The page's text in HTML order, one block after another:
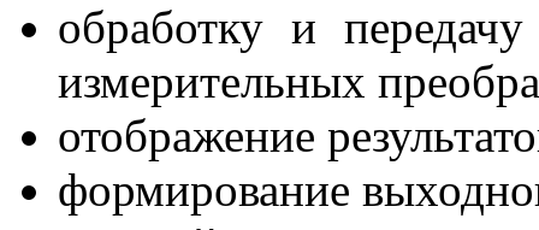
обработку и
измерительных
отображение
формирование